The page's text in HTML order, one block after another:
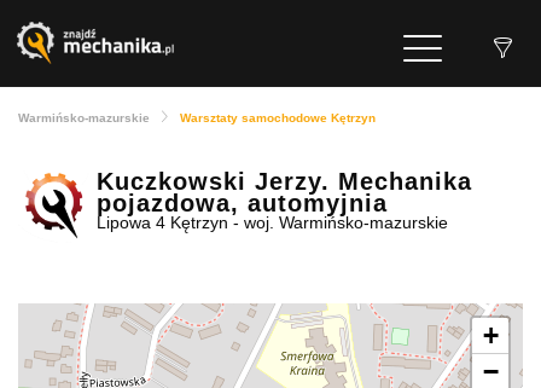
Warmińsko-mazurskie Warsztaty samochodowe Kętrzyn
Kuczkowski Jerzy. Mechanika
pojazdowa, automyjnia
Lipowa 4 Kętrzyn - woj. Warmińsko-mazurskie
+
−